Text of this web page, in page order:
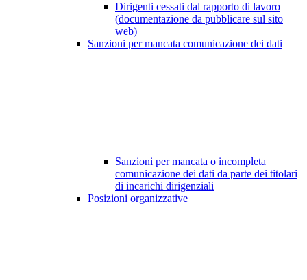
Dirigenti cessati dal rapporto di lavoro
(documentazione da pubblicare sul sito
web)
Sanzioni per mancata comunicazione dei dati
Sanzioni per mancata o incompleta
comunicazione dei dati da parte dei titolari
di incarichi dirigenziali
Posizioni organizzative